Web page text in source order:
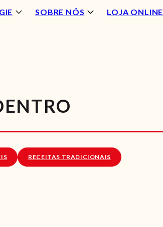
SOBRE NÓS LOJA ONLINE
RECEITAS TRADICIONAIS